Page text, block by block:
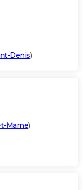
Denis)
Marne)